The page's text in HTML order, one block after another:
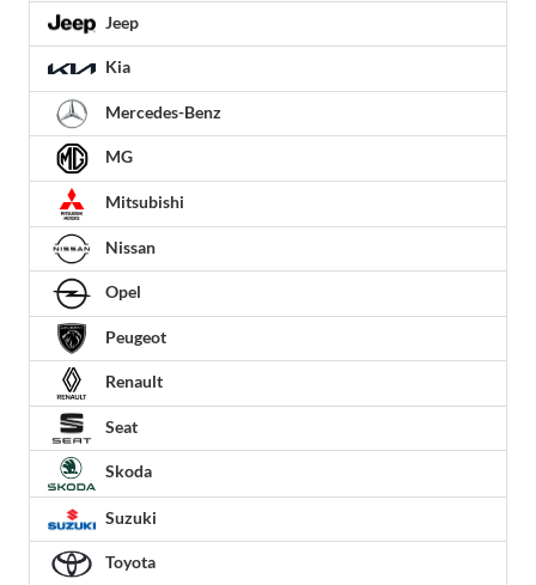
Jeep
Kia
Mercedes-Benz
MG
Mitsubishi
Nissan
Opel
Peugeot
Renault
Seat
Skoda
Suzuki
Toyota